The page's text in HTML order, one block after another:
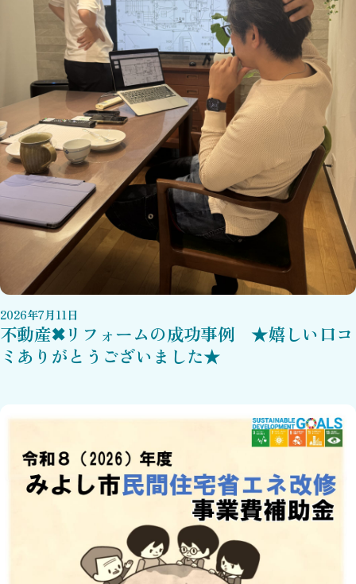
2026年7月11日
不動産✖リフォームの成功事例 ★嬉しい口コ
ミありがとうございました★